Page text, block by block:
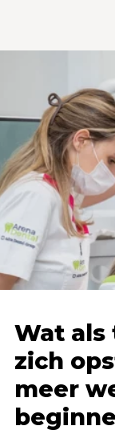
Wat als
zich
meer